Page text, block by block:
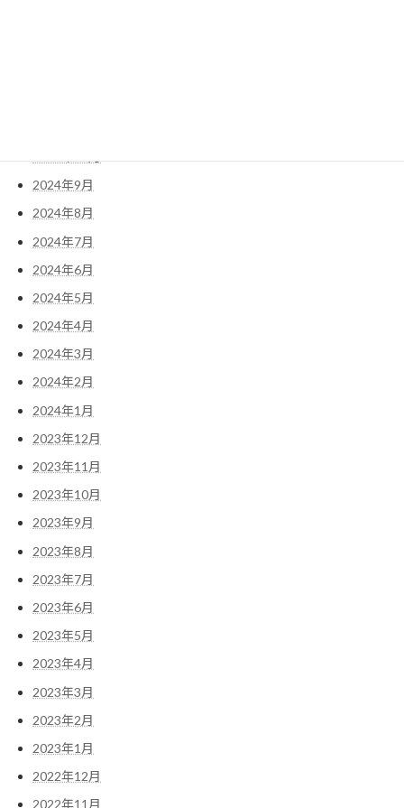
2024年9月
2024年8月
2024年7月
2024年6月
2024年5月
2024年4月
2024年3月
2024年2月
2024年1月
2023年12月
2023年11月
2023年10月
2023年9月
2023年8月
2023年7月
2023年6月
2023年5月
2023年4月
2023年3月
2023年2月
2023年1月
2022年12月
2022年11月